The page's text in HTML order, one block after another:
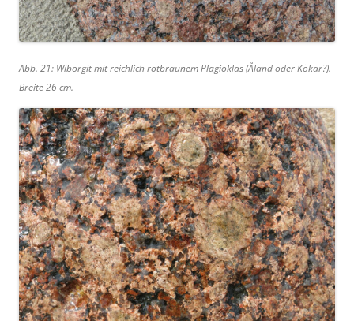
Abb. 21: Wiborgit mit reichlich rotbraunem Plagioklas (Åland oder Kökar?).
Breite 26 cm.